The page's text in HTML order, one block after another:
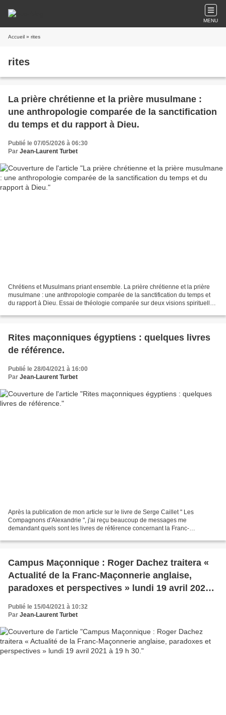
MENU
Accueil » rites
rites
La prière chrétienne et la prière musulmane :
une anthropologie comparée de la sanctification
du temps et du rapport à Dieu.
Publié le 07/05/2026 à 06:30
Par Jean-Laurent Turbet
Chrétiens et Musulmans priant ensemble. La prière chrétienne et la prière
musulmane : une anthropologie comparée de la sanctification du temps et
du rapport à Dieu. Essai de théologie comparée sur deux visions spirituelles
Rites maçonniques égyptiens : quelques livres
de référence.
Publié le 28/04/2021 à 16:00
Par Jean-Laurent Turbet
Après la publication de mon article sur le livre de Serge Caillet " Les
Compagnons d'Alexandrie ", j'ai reçu beaucoup de messages me
demandant quels sont les livres de référence concernant la Franc-
Campus Maçonnique : Roger Dachez traitera «
Actualité de la Franc-Maçonnerie anglaise,
paradoxes et perspectives » lundi 19 avril 2021 à
19 h 30.
Publié le 15/04/2021 à 10:32
Par Jean-Laurent Turbet